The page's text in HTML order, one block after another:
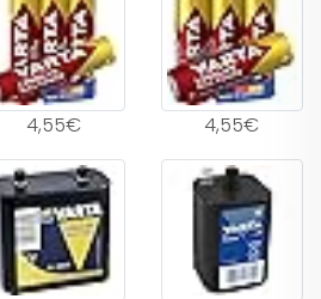
4,55€ 4,55€